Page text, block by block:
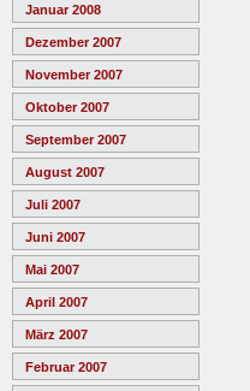
Januar 2008
Dezember 2007
November 2007
Oktober 2007
September 2007
August 2007
Juli 2007
Juni 2007
Mai 2007
April 2007
März 2007
Februar 2007